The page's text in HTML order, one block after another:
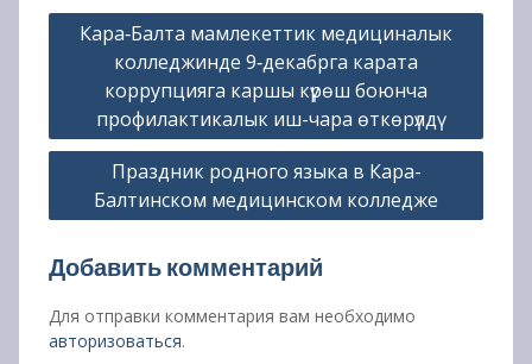
Навигация
записям
Кара‑Балта мамлекеттик медициналык
колледжинде 9‑декабрга карата
коррупцияга каршы күрөш боюнча
профилактикалык иш-чара өткөрүлдү
Праздник родного языка в Кара-
Балтинском медицинском колледже
Добавить комментарий
Для отправки комментария вам необходимо
авторизоваться.